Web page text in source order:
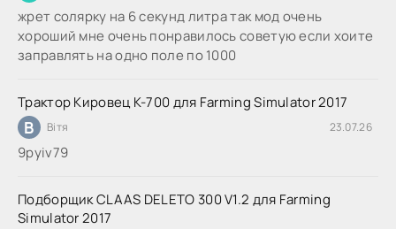
жрет солярку на 6 секунд литра так мод очень
хороший мне очень понравилось советую если хоите
заправлять на одно поле по 1000
Трактор Кировец К-700 для Farming Simulator 2017
В Вітя 23.07.26
9руіv79
Подборщик CLAAS DELETO 300 V1.2 для Farming
Simulator 2017